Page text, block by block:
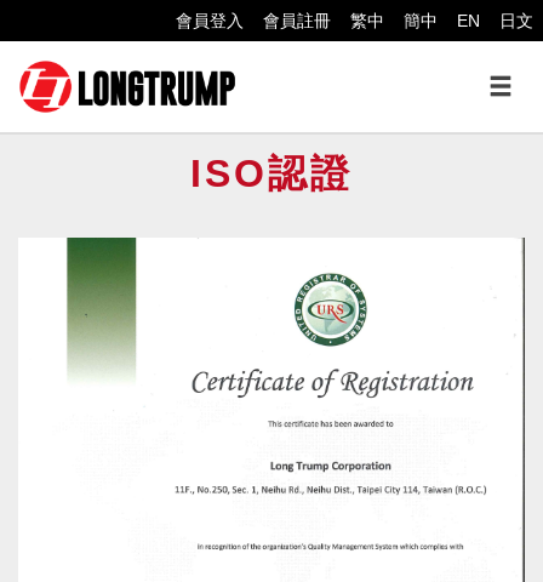
會員登入 會員註冊 繁中 簡中 EN 日文
ISO認證